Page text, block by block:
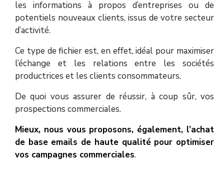
les informations à propos d’entreprises ou de
potentiels nouveaux clients, issus de votre secteur
d’activité.
Ce type de fichier est, en effet, idéal pour maximiser
l’échange et les relations entre les sociétés
productrices et les clients consommateurs.
De quoi vous assurer de réussir, à coup sûr, vos
prospections commerciales.
Mieux, nous vous proposons, également, l’achat
de base emails de haute qualitépour optimiser
vos campagnes commerciales.